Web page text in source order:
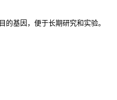
基因，便于长期研究和实验。